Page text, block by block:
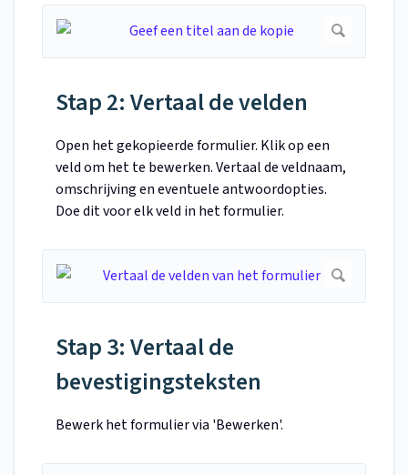
Stap 2: Vertaal de velden
Open het gekopieerde formulier. Klik op een
veld om het te bewerken. Vertaal de veldnaam,
omschrijving en eventuele antwoordopties.
Doe dit voor elk veld in het formulier.
Stap 3: Vertaal de
bevestigingsteksten
Bewerk het formulier via 'Bewerken'.